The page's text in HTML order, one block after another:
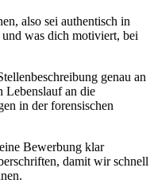
also sei authentisch in
was dich motiviert, bei
genau an
Lebenslauf an die
in der forensischen
Bewerbung klar
damit wir schnell